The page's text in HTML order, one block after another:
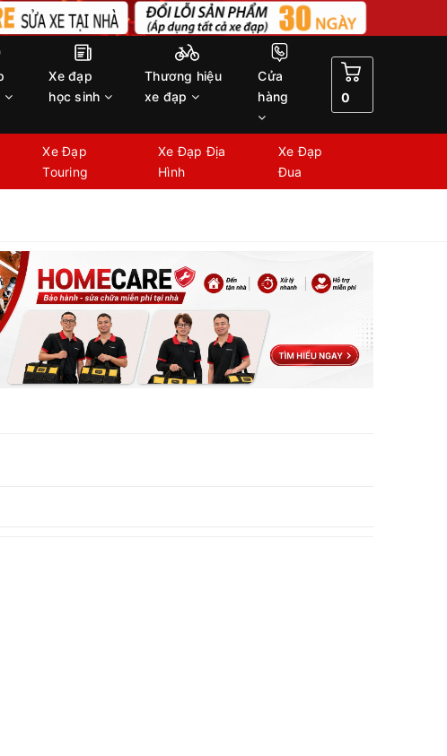
Xe đạp
học sinh
Thương hiệu
xe đạp
Cửa
hàng
0
Xe Đạp
Touring
Xe Đạp Địa
Hình
Xe Đạp
Đua